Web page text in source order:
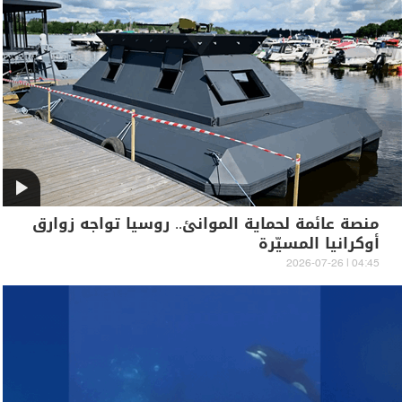
منصة عائمة لحماية الموانئ.. روسيا تواجه زوارق
أوكرانيا المسيّرة
04:45 | 2026-07-26